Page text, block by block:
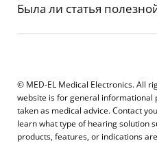
Была ли статья
© MED-EL Medical Electronics. All
website is for general informational
taken as medical advice. Contact
learn what type of hearing solution
products, features, or indications